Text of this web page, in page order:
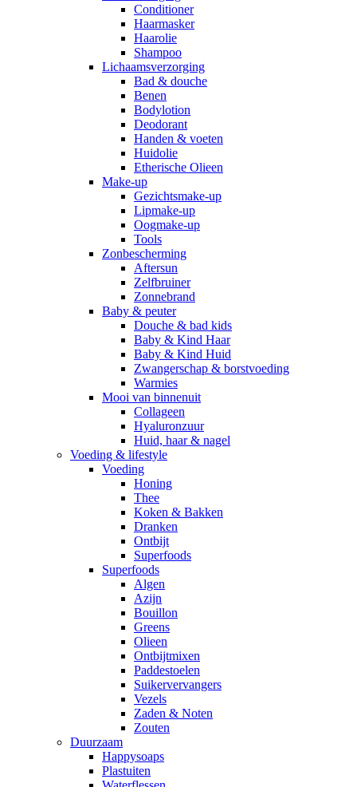
Conditioner
Haarmasker
Haarolie
Shampoo
Lichaamsverzorging
Bad & douche
Benen
Bodylotion
Deodorant
Handen & voeten
Huidolie
Etherische Olieen
Make-up
Gezichtsmake-up
Lipmake-up
Oogmake-up
Tools
Zonbescherming
Aftersun
Zelfbruiner
Zonnebrand
Baby & peuter
Douche & bad kids
Baby & Kind Haar
Baby & Kind Huid
Zwangerschap & borstvoeding
Warmies
Mooi van binnenuit
Collageen
Hyaluronzuur
Huid, haar & nagel
Voeding & lifestyle
Voeding
Honing
Thee
Koken & Bakken
Dranken
Ontbijt
Superfoods
Superfoods
Algen
Azijn
Bouillon
Greens
Olieen
Ontbijtmixen
Paddestoelen
Suikervervangers
Vezels
Zaden & Noten
Zouten
Duurzaam
Happysoaps
Plastuiten